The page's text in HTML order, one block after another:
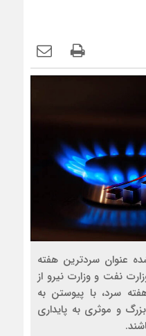
عنوان سردترین هفته
وزارت نفت و وزارت نیرو از
سرد، با پیوستن به
و موثری به پایداری